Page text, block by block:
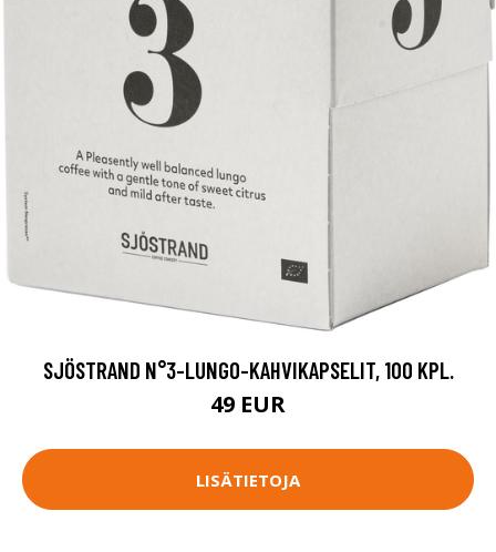
SJÖSTRAND N°3-LUNGO-KAHVIKAPSELIT, 100 KPL.
49 EUR
LISÄTIETOJA